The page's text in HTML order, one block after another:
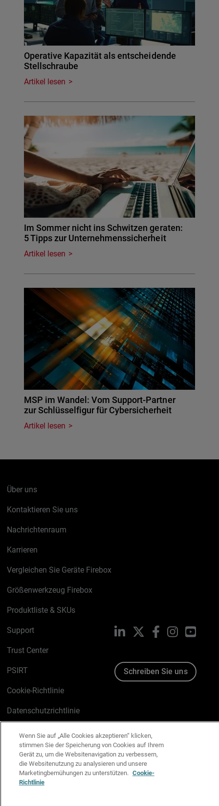
Operative Kapazität als entscheidende
Stellschraube
Artikel lesen
Im Sommer nicht ins Schwitzen geraten:
5 Tipps zur Unternehmenssicherheit
Artikel lesen
MSP im Wandel: Vom Support-Partner
zur Schlüsselfigur für Cybersicherheit
Artikel lesen
Über uns
Kontaktieren Sie uns
Nachrichtenraum
Karrieren
Vergleichen Sie Geräte Firebox
Größenwerkzeug Firebox
Produktliste & SKUs
Support
Trust Center
PSIRT
Cookie-Richtlinie
Datenschutzrichtlinie
Media & Brand Kit
E-Mail-Präferenzen verwalten
LinkedIn FacebookInstagram
Schreiben Sie uns
Wenn Sie auf „Alle Cookies akzeptieren“ klicken,
stimmen Sie der Speicherung von Cookies auf Ihrem
Gerät zu, um die Websitenavigation zu verbessern,
die Websitenutzung zu analysieren und unsere
Marketingbemühungen zu unterstützen. Cookie-
Richtlinie